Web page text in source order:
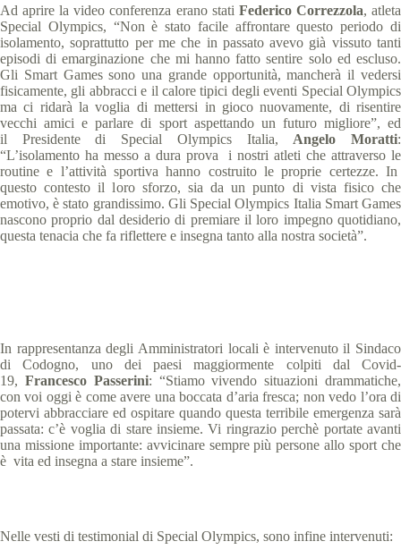
Ad aprire la video conferenza erano stati Federico Correzzola, atleta
Special Olympics, “Non è stato facile affrontare questo periodo di
isolamento, soprattutto per me che in passato avevo già vissuto tanti
episodi di emarginazione che mi hanno fatto sentire solo ed escluso.
Gli Smart Games sono una grande opportunità, mancherà il vedersi
fisicamente, gli abbracci e il calore tipici degli eventi Special Olympics
ma ci ridarà la voglia di mettersi in gioco nuovamente, di risentire
vecchi amici e parlare di sport aspettando un futuro migliore”, ed
il Presidente di Special Olympics Italia, Angelo Moratti:
“L’isolamento ha messo a dura prova i nostri atleti che attraverso le
routine e l’attività sportiva hanno costruito le proprie certezze. In
questo contesto il loro sforzo, sia da un punto di vista fisico che
emotivo, è stato grandissimo. Gli Special Olympics Italia Smart Games
nascono proprio dal desiderio di premiare il loro impegno quotidiano,
questa tenacia che fa riflettere e insegna tanto alla nostra società”.
In rappresentanza degli Amministratori locali è intervenuto il Sindaco
di Codogno, uno dei paesi maggiormente colpiti dal Covid-
19, Francesco Passerini: “Stiamo vivendo situazioni drammatiche,
con voi oggi è come avere una boccata d’aria fresca; non vedo l’ora di
potervi abbracciare ed ospitare quando questa terribile emergenza sarà
passata: c’è voglia di stare insieme. Vi ringrazio perchè portate avanti
una missione importante: avvicinare sempre più persone allo sport che
è vita ed insegna a stare insieme”.
Nelle vesti di testimonial di Special Olympics, sono infine intervenuti: